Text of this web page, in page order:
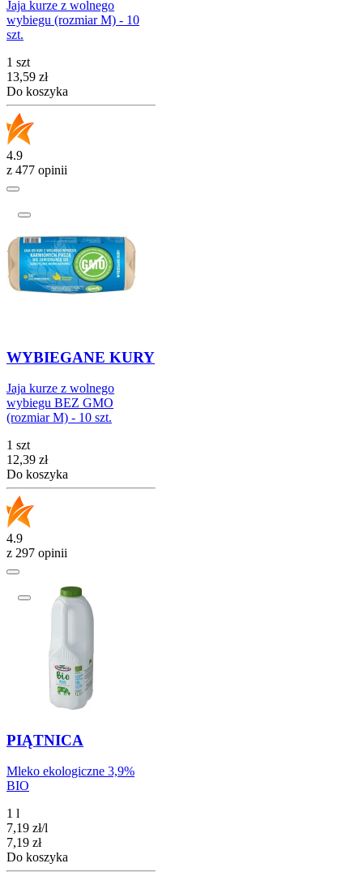
Jaja kurze z wolnego
wybiegu (rozmiar M) - 10
szt.
1 szt
Cena
13,59 zł
Do koszyka
4.9
z 477 opinii
WYBIEGANE KURY
Jaja kurze z wolnego
wybiegu BEZ GMO
(rozmiar M) - 10 szt.
1 szt
Cena
12,39 zł
Do koszyka
4.9
z 297 opinii
PIĄTNICA
Mleko ekologiczne 3,9%
BIO
1 l
7,19 zł/l
Cena
7,19 zł
Do koszyka